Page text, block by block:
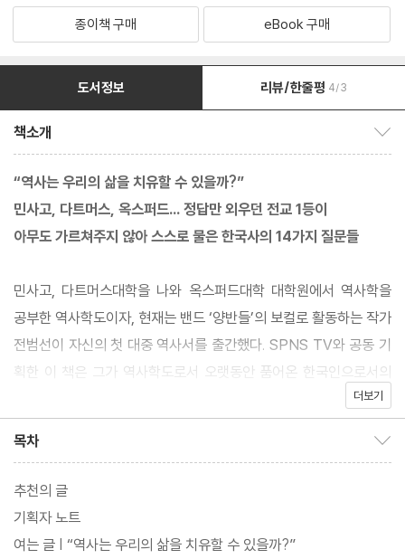
종이책 구매 eBook 구매
도서정보 리뷰/한줄평 4/3
책소개
“역사는 우리의 삶을 치유할 수 있을까?”
민사고, 다트머스, 옥스퍼드… 정답만 외우던 전교 1등이
아무도 가르쳐주지 않아 스스로 물은 한국사의 14가지 질문들
민사고, 다트머스대학을 나와 옥스퍼드대학 대학원에서 역사학을
공부한 역사학도이자, 현재는 밴드 ‘양반들’의 보컬로 활동하는 작가
전범선이 자신의 첫 대중 역사서를 출간했다. SPNS TV와 공동 기
획한 이 책은 그가 역사학도로서 오랫동안 품어온 한국인으로서의
정체성의 고민을, 한국사의 거대한 트라우마와 포개어 치유의 관점
최제우의 개벽사상과 서재필의 독립정신으로 문을 여는 이 책은, 친
일파로 알려진 이완용이 정작 죽을 때까지 단 한 글자도 일본어를 배
우지 않았던 아이러니부터 함석헌·류영모가 주창한 국가주의를 넘
더보기
목차
추천의 글
기획자 노트
여는 글 | “역사는 우리의 삶을 치유할 수 있을까?”